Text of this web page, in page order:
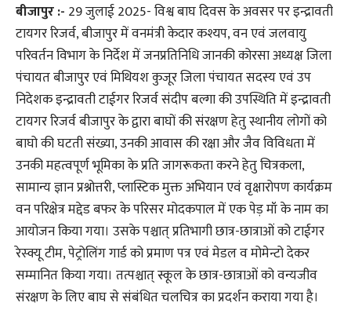
बीजापुर :- 29 जुलाई 2025- विश्व बाघ दिवस के अवसर पर इन्द्रावती
टायगर रिजर्व, बीजापुर में वनमंत्री केदार कश्यप, वन एवं जलवायु
परिवर्तन विभाग के निर्देश में जनप्रतिनिधि जानकी कोरसा अध्यक्ष जिला
पंचायत बीजापुर एवं मिथियश कुजूर जिला पंचायत सदस्य एवं उप
निदेशक इन्द्रावती टाईगर रिजर्व संदीप बल्गा की उपस्थिति में इन्द्रावती
टायगर रिजर्व बीजापुर के द्वारा बाघों की संरक्षण हेतु स्थानीय लोगों को
बाघो की घटती संख्या, उनकी आवास की रक्षा और जैव विविधता में
उनकी महत्वपूर्ण भूमिका के प्रति जागरूकता करने हेतु चित्रकला,
सामान्य ज्ञान प्रश्नोत्तरी, प्लास्टिक मुक्त अभियान एवं वृक्षारोपण कार्यक्रम
वन परिक्षेत्र मद्देड बफर के परिसर मोदकपाल में एक पेड़ मॉ के नाम का
आयोजन किया गया। उसके पश्चात् प्रतिभागी छात्र-छात्राओं को टाईगर
रेस्क्यू टीम, पेट्रोलिंग गार्ड को प्रमाण पत्र एवं मेडल व मोमेन्टो देकर
सम्मानित किया गया। तत्पश्चात् स्कूल के छात्र-छात्राओं को वन्यजीव
संरक्षण के लिए बाघ से संबंधित चलचित्र का प्रदर्शन कराया गया है।